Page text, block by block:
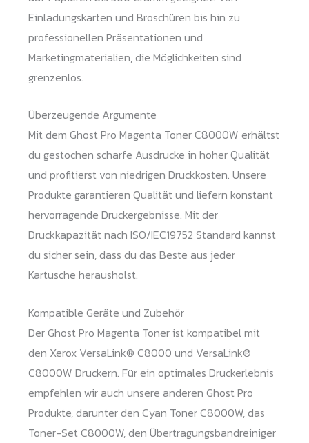
Einladungskarten und Broschüren bis hin zu
professionellen Präsentationen und
Marketingmaterialien, die Möglichkeiten sind
grenzenlos.
Überzeugende Argumente
Mit dem Ghost Pro Magenta Toner C8000W erhältst
du gestochen scharfe Ausdrucke in hoher Qualität
und profitierst von niedrigen Druckkosten. Unsere
Produkte garantieren Qualität und liefern konstant
hervorragende Druckergebnisse. Mit der
Druckkapazität nach ISO/IEC19752 Standard kannst
du sicher sein, dass du das Beste aus jeder
Kartusche herausholst.
Kompatible Geräte und Zubehör
Der Ghost Pro Magenta Toner ist kompatibel mit
den Xerox VersaLink® C8000 und VersaLink®
C8000W Druckern. Für ein optimales Druckerlebnis
empfehlen wir auch unsere anderen Ghost Pro
Produkte, darunter den Cyan Toner C8000W, das
Toner-Set C8000W, den Übertragungsbandreiniger